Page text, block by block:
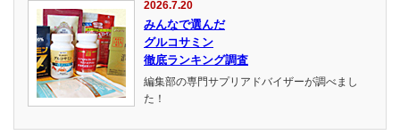
2026.7.20
みんなで選んだ
グルコサミン
徹底ランキング調査
編集部の専門サプリアドバイザーが調べまし
た！